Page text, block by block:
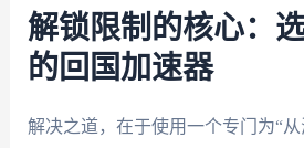
解锁限制的核心：
的回国加速器
解决之道，在于使用一个专门为“